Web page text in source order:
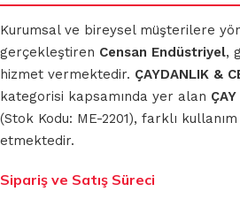
Kurumsal ve bireysel müşterilere
gerçekleştiren Censan Endüstriyel,
hizmet vermektedir. ÇAYDANLIK &
kategorisi kapsamında yer alan
(Stok Kodu: ME-2201), farklı
etmektedir.
Sipariş ve Satış Süreci